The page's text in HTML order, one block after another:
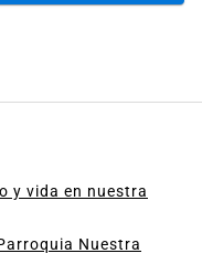
y vida en nuestra
Nuestra